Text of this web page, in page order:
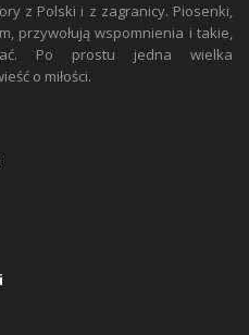
z Polski i z zagranicy. Piosenki,
przywołują wspomnienia i takie,
Po prostu jedna wielka
o miłości.